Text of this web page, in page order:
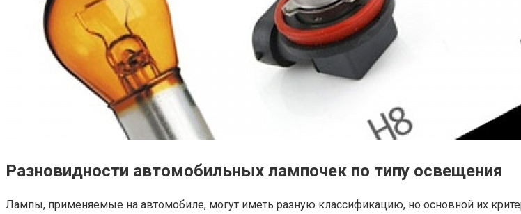
Разновидности автомобильных лампочек по типу освещения
Лампы, применяемые на автомобиле, могут иметь разную классификацию, но основной их